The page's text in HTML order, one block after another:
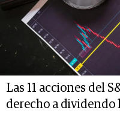
Las 11 acciones del
derecho a dividendo